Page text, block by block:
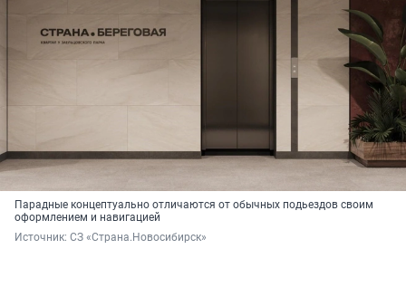
Парадные концептуально отличаются от обычных подьездов своим
оформлением и навигацией
Источник: СЗ «Страна.Новосибирск»